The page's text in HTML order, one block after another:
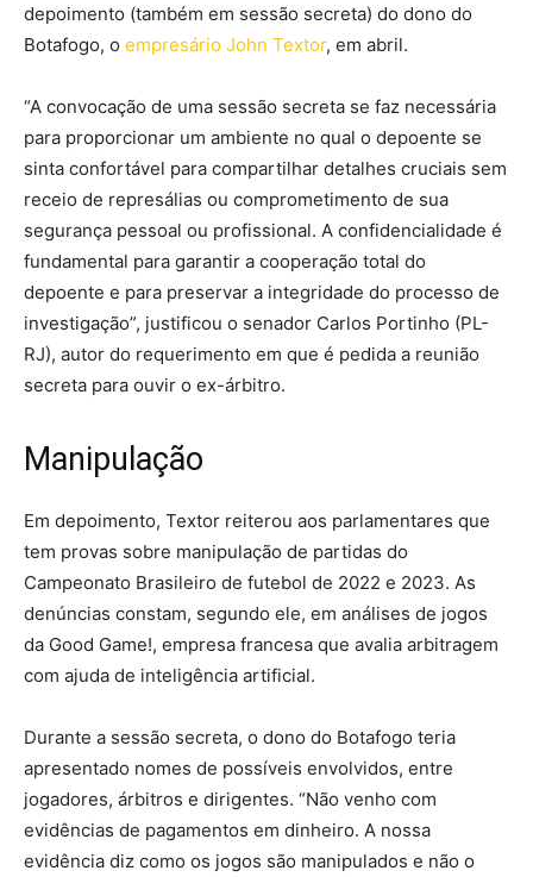
depoimento (também em sessão secreta) do dono do
Botafogo, o empresário John Textor, em abril.
“A convocação de uma sessão secreta se faz necessária
para proporcionar um ambiente no qual o depoente se
sinta confortável para compartilhar detalhes cruciais sem
receio de represálias ou comprometimento de sua
segurança pessoal ou profissional. A confidencialidade é
fundamental para garantir a cooperação total do
depoente e para preservar a integridade do processo de
investigação”, justificou o senador Carlos Portinho (PL-
RJ), autor do requerimento em que é pedida a reunião
secreta para ouvir o ex-árbitro.
Manipulação
Em depoimento, Textor reiterou aos parlamentares que
tem provas sobre manipulação de partidas do
Campeonato Brasileiro de futebol de 2022 e 2023. As
denúncias constam, segundo ele, em análises de jogos
da Good Game!, empresa francesa que avalia arbitragem
com ajuda de inteligência artificial.
Durante a sessão secreta, o dono do Botafogo teria
apresentado nomes de possíveis envolvidos, entre
jogadores, árbitros e dirigentes. “Não venho com
evidências de pagamentos em dinheiro. A nossa
evidência diz como os jogos são manipulados e não o